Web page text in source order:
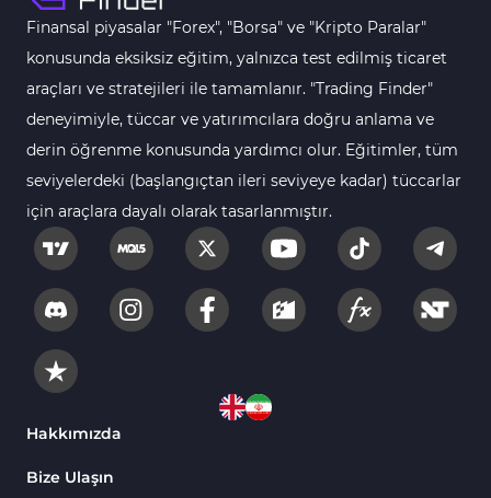
Para Birimi Gücü MT4
Göstergeleri
Intraday MT4 Göstergeleri 344
MetaTrader 4’te
DrawdownGöstergeleri
Binary Options MT4
Göstergeleri
Öncü MT4 Göstergeleri 75
Akıllı Para MT4 Göstergeleri 74
Destek ve Direnç MT4
Harmonik MT4 Göstergeleri
Aşırı Alım ve Aşırı Satım MT4
Finansal piyasalar "Forex", "Borsa" ve "Kripto Paralar"
konusunda eksiksiz eğitim, yalnızca test edilmiş ticaret
araçları ve stratejileri ile tamamlanır. "Trading Finder"
deneyimiyle, tüccar ve yatırımcılara doğru anlama ve
derin öğrenme konusunda yardımcı olur. Eğitimler, tüm
seviyelerdeki (başlangıçtan ileri seviyeye kadar) tüccarlar
için araçlara dayalı olarak tasarlanmıştır.
Hakkımızda
Bize Ulaşın